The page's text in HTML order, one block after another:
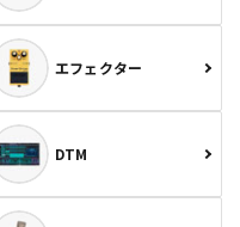
エフェクター
DTM